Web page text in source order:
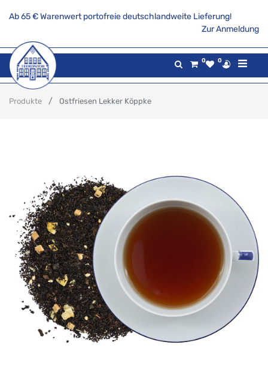
Ab 65 € Warenwert portofreie deutschlandweite Lieferung!
Zur Anmeldung
0 0
Produkte Ostfriesen Lekker Köppke